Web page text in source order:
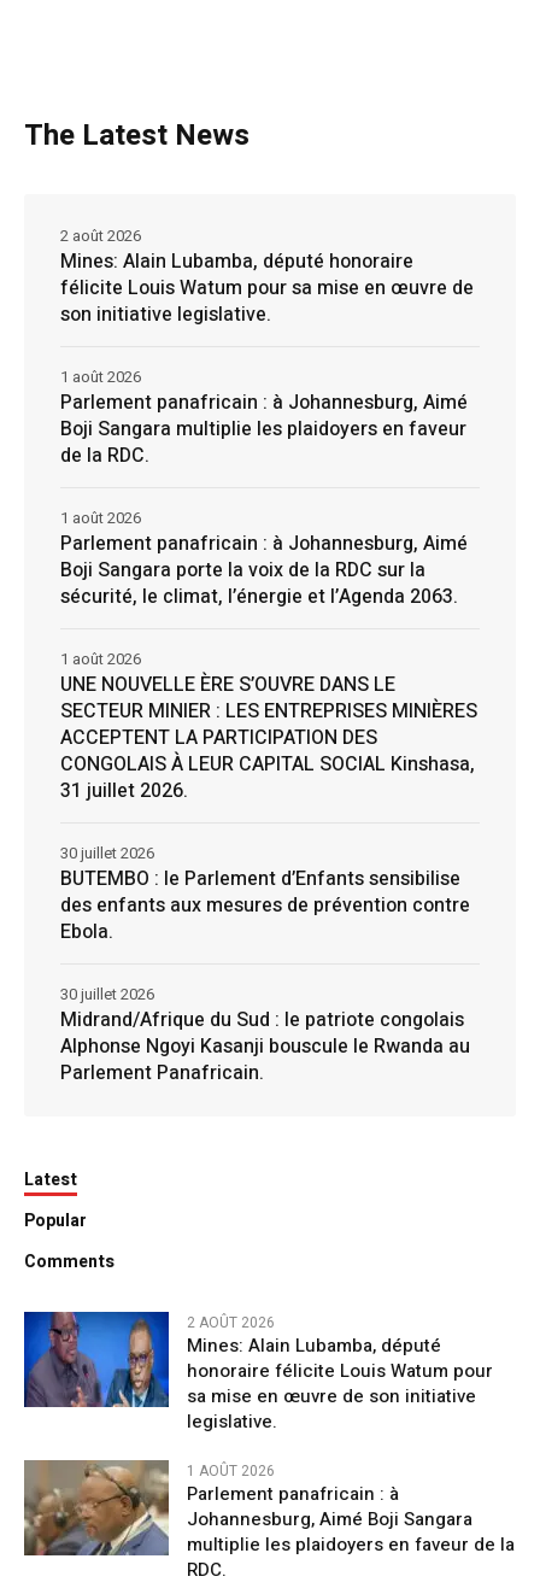
The Latest News
Mines: Alain Lubamba, député honoraire
félicite Louis Watum pour sa mise en œuvre de
son initiative legislative.
2 août 2026
Parlement panafricain : à Johannesburg, Aimé
Boji Sangara multiplie les plaidoyers en faveur
de la RDC.
1 août 2026
Parlement panafricain : à Johannesburg, Aimé
Boji Sangara porte la voix de la RDC sur la
sécurité, le climat, l’énergie et l’Agenda 2063.
1 août 2026
UNE NOUVELLE ÈRE S’OUVRE DANS LE
SECTEUR MINIER : LES ENTREPRISES MINIÈRES
ACCEPTENT LA PARTICIPATION DES
CONGOLAIS À LEUR CAPITAL SOCIAL Kinshasa,
31 juillet 2026.
1 août 2026
BUTEMBO : le Parlement d’Enfants sensibilise
des enfants aux mesures de prévention contre
Ebola.
30 juillet 2026
Midrand/Afrique du Sud : le patriote congolais
Alphonse Ngoyi Kasanji bouscule le Rwanda au
Parlement Panafricain.
30 juillet 2026
Latest
Popular
Comments
2 AOÛT 2026
Mines: Alain Lubamba, député
honoraire félicite Louis Watum pour
sa mise en œuvre de son initiative
legislative.
1 AOÛT 2026
Parlement panafricain : à
Johannesburg, Aimé Boji Sangara
multiplie les plaidoyers en faveur de la
RDC.